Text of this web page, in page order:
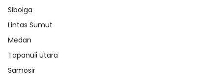
Sibolga
Lintas Sumut
Medan
Tapanuli Utara
Samosir